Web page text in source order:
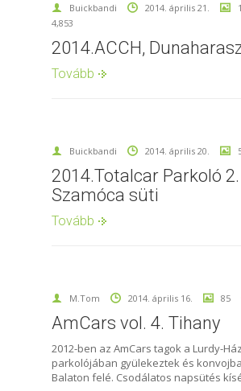
Buickbandi 2014. április 21.
4,853
2014.ACCH,
Tovább
Buickbandi 2014. április 20.
2014.Totalcar Parkoló
Szamóca süti
Tovább
M.Tom 2014. április 16. 85
AmCars vol. 4. Tihany
2012-ben az AmCars tagok a Lurdy-
parkolójában gyülekeztek és
Balaton felé. Csodálatos napsütés